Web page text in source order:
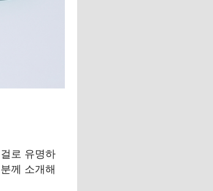
로 유명하
께 소개해